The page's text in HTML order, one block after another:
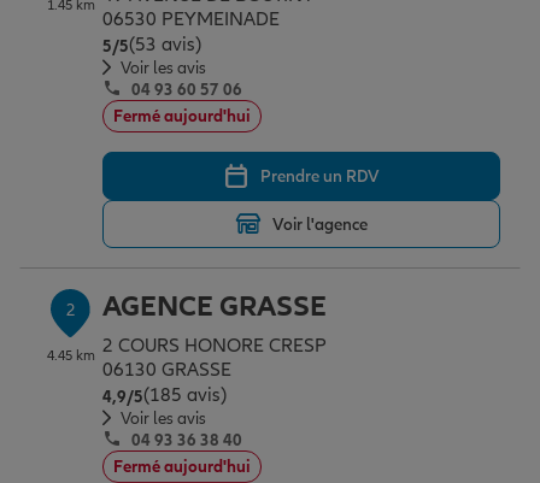
Assurance emprunteur
Prévoyance et dépendance
Assurance animal de compagnie
Protection de la famille
Protection juridique
Épargne & retraite
Plan épargne retraite
Assurance vie
Placements financiers
Investissements immobiliers
Transmission
Vos projets
Partir en vacances
Déménager
Changer de voiture
Départ à la retraite
Conseil assurance
Outre-mer
Assurance auto
Assurance habitation
Professionnels
Allianz en France
1.45 km
06530 PEYMEINADE
5/5Note de 5 sur 5
(53 avis)
Voir les avis
04 93 60 57 06
Fermé aujourd'hui
Prendre un RDV
Voir l'agence
2
4.45 km
AGENCE GRASSE
2 COURS HONORE CRESP
06130 GRASSE
4,9/5Note de 4.9 sur 5
(185 avis)
Voir les avis
04 93 36 38 40
Fermé aujourd'hui